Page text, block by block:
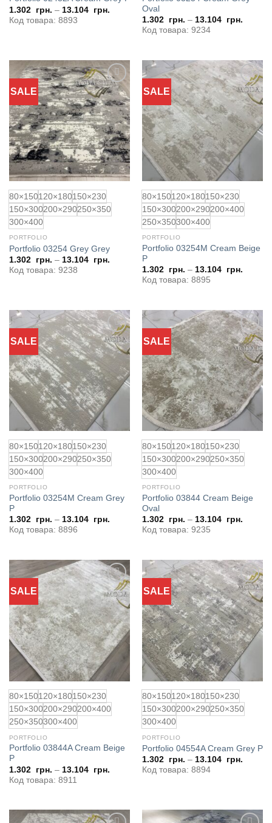
1.302 грн. – 13.104 грн.
Код товара: 8893
Oval
1.302 грн. – 13.104 грн.
Код товара: 9234
SALE
Додати
до
обраного
80×150120×180150×230
150×300200×290250×350
300×400
PORTFOLIO
Portfolio 03254 Grey Grey
1.302 грн. – 13.104 грн.
Код товара: 9238
SALE
Додати
до
обраного
80×150120×180150×230
150×300200×290200×400
250×350300×400
PORTFOLIO
Portfolio 03254M Cream Beige
P
1.302 грн. – 13.104 грн.
Код товара: 8895
SALE
Додати
до
обраного
80×150120×180150×230
150×300200×290250×350
300×400
PORTFOLIO
Portfolio 03254M Cream Grey
P
1.302 грн. – 13.104 грн.
Код товара: 8896
SALE
Додати
до
обраного
80×150120×180150×230
150×300200×290250×350
300×400
PORTFOLIO
Portfolio 03844 Cream Beige
Oval
1.302 грн. – 13.104 грн.
Код товара: 9235
SALE
Додати
до
обраного
80×150120×180150×230
150×300200×290200×400
250×350300×400
PORTFOLIO
Portfolio 03844A Cream Beige
P
1.302 грн. – 13.104 грн.
Код товара: 8911
SALE
Додати
до
обраного
80×150120×180150×230
150×300200×290250×350
300×400
PORTFOLIO
Portfolio 04554A Cream Grey P
1.302 грн. – 13.104 грн.
Код товара: 8894